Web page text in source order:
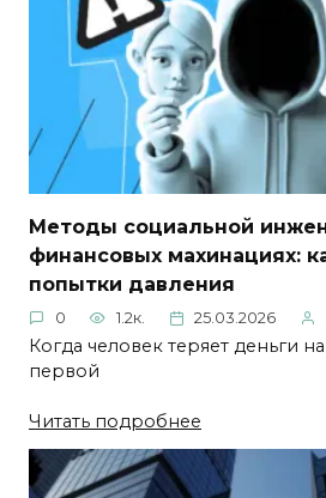
Методы социальной
финансовых махинациях:
попытки давления
0 1.2к. 25.03.2026
Когда человек теряет деньги
первой
Читать подробнее